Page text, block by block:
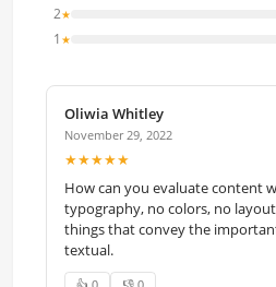
2★
1 ★
Oliwia Whitley
November 29, 2022
★★★★★
How can you evaluate content
typography, no colors, no
things that convey the
textual.